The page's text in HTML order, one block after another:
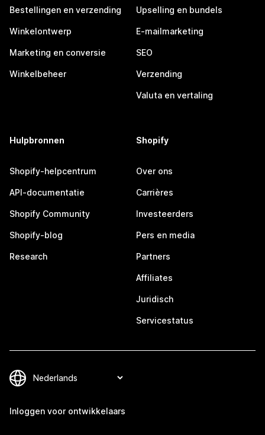
Bestellingen en verzending
Winkelontwerp
Marketing en conversie
Winkelbeheer
Upselling en bundels
E-mailmarketing
SEO
Verzending
Valuta en vertaling
Hulpbronnen
Shopify-helpcentrum
API-documentatie
Shopify Community
Shopify-blog
Research
Shopify
Over ons
Carrières
Investeerders
Pers en media
Partners
Affiliates
Juridisch
Servicestatus
Inloggen voor ontwikkelaars